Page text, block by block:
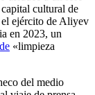
cultural de
ejército de Aliyev
en 2023, un
«limpieza
del medio